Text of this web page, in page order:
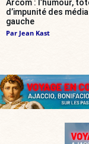
Arcom : l’humour,
d’impunité des
gauche
Par Jean Kast